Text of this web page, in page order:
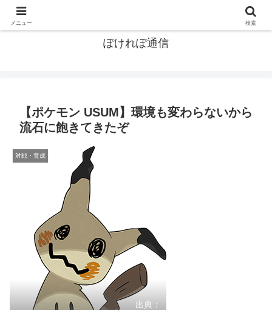
ぽけれぽ通信
【ポケモン USUM】環境も変わらないから
流石に飽きてきたぞ
対戦・育成
出典：
メニュー 検索